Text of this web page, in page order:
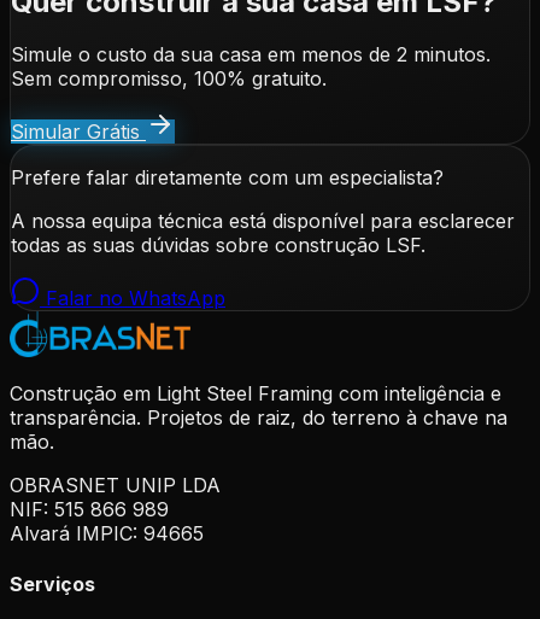
Simule o custo da sua casa em menos de 2 minutos.
Sem compromisso, 100% gratuito.
Simular Grátis
Prefere falar diretamente com um especialista?
A nossa equipa técnica está disponível para esclarecer
todas as suas dúvidas sobre construção LSF.
Falar no WhatsApp
Construção em Light Steel Framing com inteligência e
transparência. Projetos de raiz, do terreno à chave na
mão.
OBRASNET UNIP LDA
NIF: 515 866 989
Alvará IMPIC: 94665
Serviços